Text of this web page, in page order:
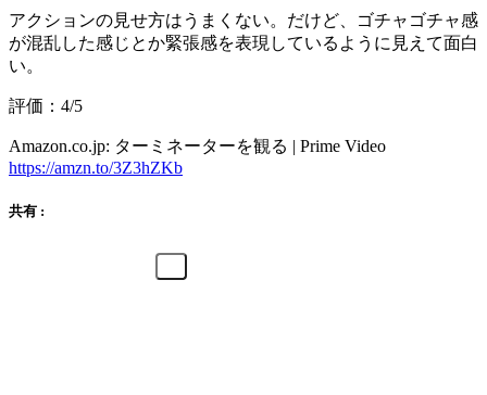
アクションの見せ方はうまくない。だけど、ゴチャゴチャ感
が混乱した感じとか緊張感を表現しているように見えて面白
い。
評価：4/5
Amazon.co.jp: ターミネーターを観る | Prime Video
https://amzn.to/3Z3hZKb
共有 :